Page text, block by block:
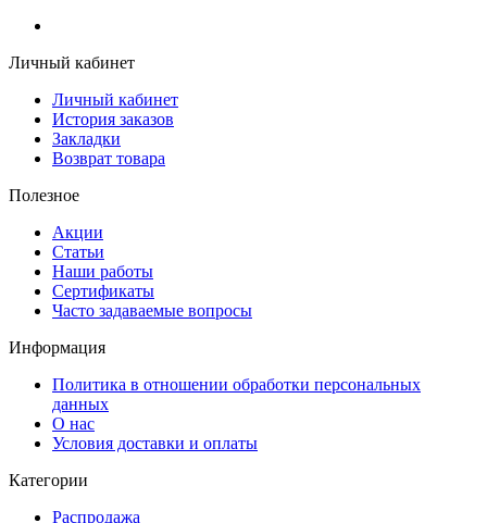
Личный кабинет
Личный кабинет
История заказов
Закладки
Возврат товара
Полезное
Акции
Статьи
Наши работы
Сертификаты
Часто задаваемые вопросы
Информация
Политика в отношении обработки персональных
данных
О нас
Условия доставки и оплаты
Категории
Распродажа